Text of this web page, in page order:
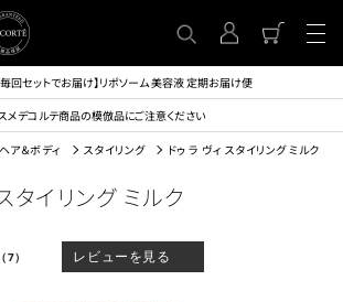
回セットでお届け】リポソーム 美容液 定期お届け便
メデコルテ商品の模倣品にご注意ください
ヘア＆ボディ スタイリング ドゥ ラ ヴィ スタイリング ミルク
タイリング ミルク
（7） レビューを見る